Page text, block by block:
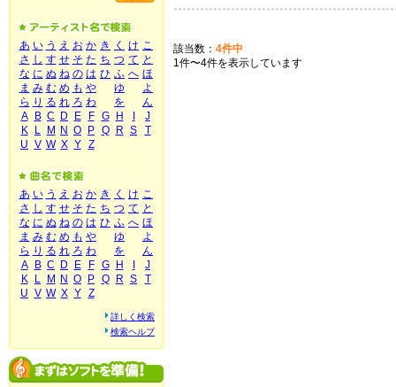
あ い う え お か き く け こ
さ し す せ そ た ち つ て と
な に ぬ ね の は ひ ふ へ ほ
ま み む め も や ゆ
よ
ら り る れ ろ わ を
ん
A
B C D E F G H
J
K
L M N O P Q R S
T
U V W X Y Z
あ い う え お か き く け こ
さ し す せ そ た ち つ て と
な に ぬ ね の は ひ ふ へ ほ
ま み む め も や ゆ
よ
ら り る れ ろ わ を
ん
A
B C D E F G H
J
K
L M N O P Q R S
T
U V W X Y Z
詳しく検索
検索ヘルプ
該当数： 4件中
1件〜4件を表示しています